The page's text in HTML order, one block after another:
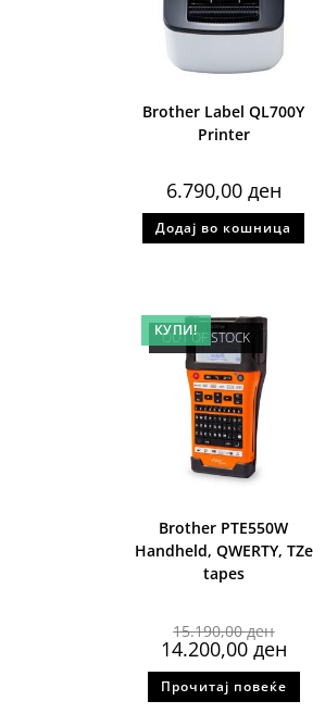
Brother Label QL700Y
Printer
6.790,00 ден
Додај во кошница
OUT OF STOCK
КУПИ!
Brother PTE550W
Handheld, QWERTY, TZe
tapes
15.190,00ден
14.200,00ден
Прочитај повеќе